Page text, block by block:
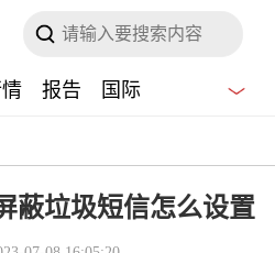
报告 国际
蔽垃圾短信怎么设置